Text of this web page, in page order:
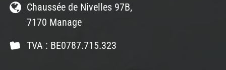
Chaussée de Nivelles 97B,
7170 Manage
TVA : BE0787.715.323